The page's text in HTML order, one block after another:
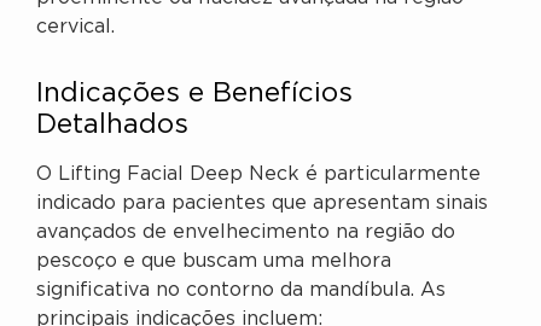
cervical.
Indicações e Benefícios
Detalhados
O Lifting Facial Deep Neck é particularmente
indicado para pacientes que apresentam sinais
avançados de envelhecimento na região do
pescoço e que buscam uma melhora
significativa no contorno da mandíbula. As
principais indicações incluem: